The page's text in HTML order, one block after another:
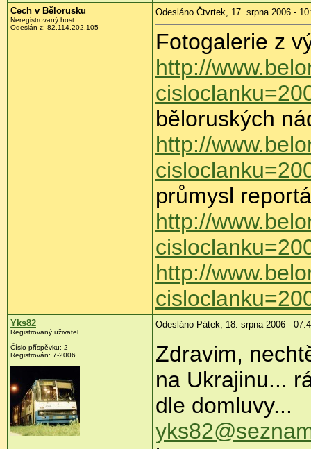
Cech v Bělorusku
Neregistrovaný host
Odeslán z: 82.114.202.105
Odesláno Čtvrtek, 17. srpna 2006 -
Fotogalerie z
http://
běloruských
http://
průmysl
http://
http://
Yks82
Registrovaný uživatel
Číslo příspěvku: 2
Registrován: 7-2006
Odesláno Pátek, 18. srpna 2006 -
Zdravim,
na Ukrajinu...
dle domluvy...